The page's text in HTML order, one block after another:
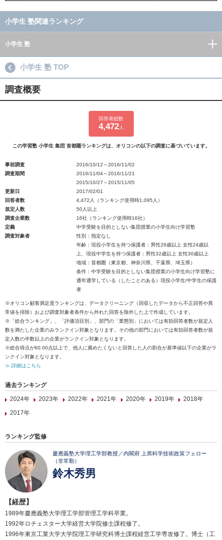
小学生 塾関連ランキング
小学生 塾
小学生 塾 TOP
調査概要
回答者総数
4,472人
この学習塾 小学生 集団 首都圏ランキングは、オリコンの以下の調査に基づいています。
事前調査
2016/10/12～2016/11/02
調査期間
2016/11/04～2016/11/21
2015/10/27～2015/11/05
更新日
2017/02/01
回答者数
4,472人（ランキング使用時1,095人）
規定人数
50人以上
調査企業数
16社（ランキング使用時16社）
定義
中学受験を目的としない集団授業の小学生向け学習塾
調査対象者
性別：指定なし
年齢：現役小学生を持つ保護者：男性26歳以上 女性24歳以
上、現役中学生を持つ保護者：男性32歳以上 女性30歳以上
地域：首都圏（東京都、神奈川県、千葉県、埼玉県）
条件：中学受験を目的としない集団授業の小学生向け学習塾に
通年通学している（したことのある）現役小学生/中学生の保護
者
※オリコン顧客満足度ランキングは、データクリーニング（回収したデータから不正回答や異
常値を排除）および調査対象者条件から外れた回答を除外した上で作成しています。
※「総合ランキング」、「評価項目別」、部門の「業態別」においては有効回答者数が規定人
数を満たした企業のみランクイン対象となります。その他の部門においては有効回答者数が規
定人数の半数以上の企業がランクイン対象となります。
※総合得点が60.00点以上で、他人に薦めたくないと回答した人の割合が基準値以下の企業がラ
ンクイン対象となります。
≫ 詳細はこちら
過去ランキング
2024年
2023年 2022年 2021年 2020年 2019年
2018年
2017年
ランキング監修
慶應義塾大学理工学部教授／内閣府 上席科学技術政策フェロー
（非常勤）
鈴木秀男
【経歴】
1989年慶應義塾大学理工学部管理工学科卒業。
1992年ロチェスター大学経営大学院修士課程修了。
1996年東京工業大学大学院理工学研究科博士課程経営工学専攻修了。博士（工